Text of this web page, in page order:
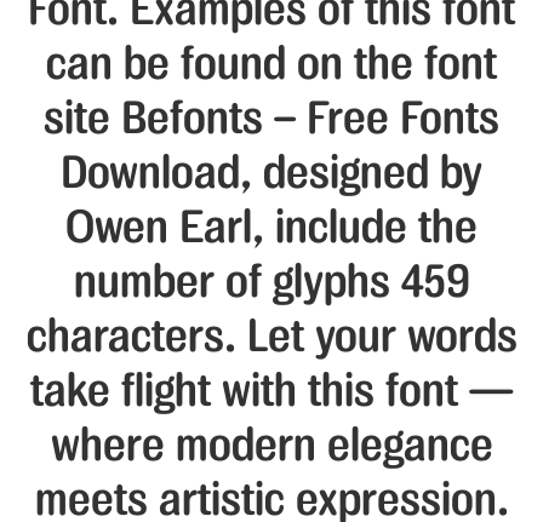
can be found on the font
site Befonts – Free Fonts
Download, designed by
Owen Earl, include the
number of glyphs 459
characters. Let your words
take flight with this font —
where modern elegance
meets artistic expression.